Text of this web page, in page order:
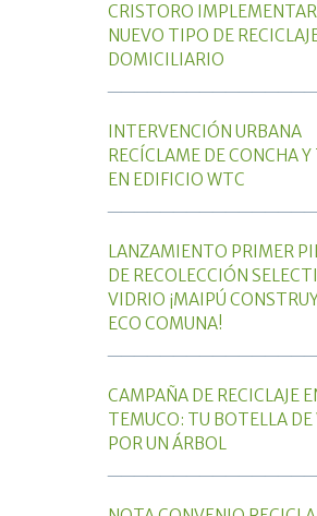
CRISTORO
NUEVO TIPO DE
DOMICILIARIO
INTERVENCIÓN URBANA
RECÍCLAME DE CONCHA
EN EDIFICIO WTC
LANZAMIENTO PRIMER
DE RECOLECCIÓN
VIDRIO ¡MAIPÚ
ECO COMUNA!
CAMPAÑA DE RECICLAJE
TEMUCO: TU BOTELLA
POR UN ÁRBOL